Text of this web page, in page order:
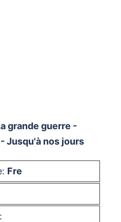
grande guerre -
Jusqu'à nos jours
Fre